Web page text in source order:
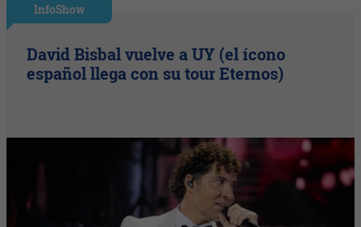
InfoShow
David Bisbal vuelve a UY (el ícono
español llega con su tour Eternos)